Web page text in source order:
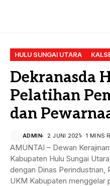
HULU SUNGAI UTARA
Dekranasda
Pelatihan
dan
ADMIN 2 JUNI 2021 1 MINS
AMUNTAI – Dewan
Kabupaten Hulu Sungai
dengan Dinas Perindustrian,
UKM Kabupaten menggelar